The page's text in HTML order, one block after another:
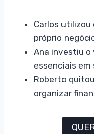
Carlos utilizou
próprio
Ana investiu o
essenciais em
Roberto
organizar